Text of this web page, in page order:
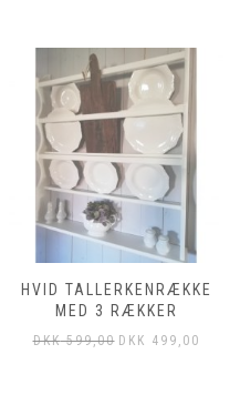
HVID TALLERKENRÆKKE
MED 3 RÆKKER
DKK599,00 DKK 499,00